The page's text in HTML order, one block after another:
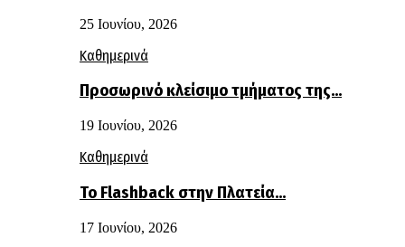
25 Ιουνίου, 2026
Καθημερινά
Προσωρινό κλείσιμο τμήματος της…
19 Ιουνίου, 2026
Καθημερινά
Το Flashback στην Πλατεία…
17 Ιουνίου, 2026